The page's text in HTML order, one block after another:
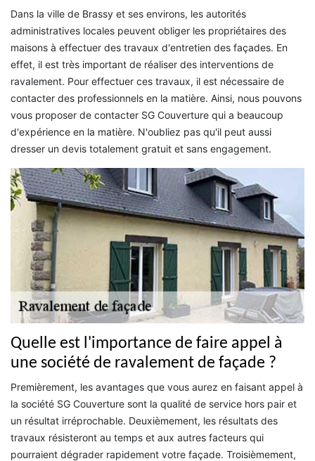
Dans la ville de Brassy et ses environs, les autorités
administratives locales peuvent obliger les propriétaires des
maisons à effectuer des travaux d'entretien des façades. En
effet, il est très important de réaliser des interventions de
ravalement. Pour effectuer ces travaux, il est nécessaire de
contacter des professionnels en la matière. Ainsi, nous pouvons
vous proposer de contacter SG Couverture qui a beaucoup
d'expérience en la matière. N'oubliez pas qu'il peut aussi
dresser un devis totalement gratuit et sans engagement.
Quelle est l'importance de faire appel à
une société de ravalement de façade ?
Premièrement, les avantages que vous aurez en faisant appel à
la société SG Couverture sont la qualité de service hors pair et
un résultat irréprochable. Deuxièmement, les résultats des
travaux résisteront au temps et aux autres facteurs qui
pourraient dégrader rapidement votre façade. Troisièmement,